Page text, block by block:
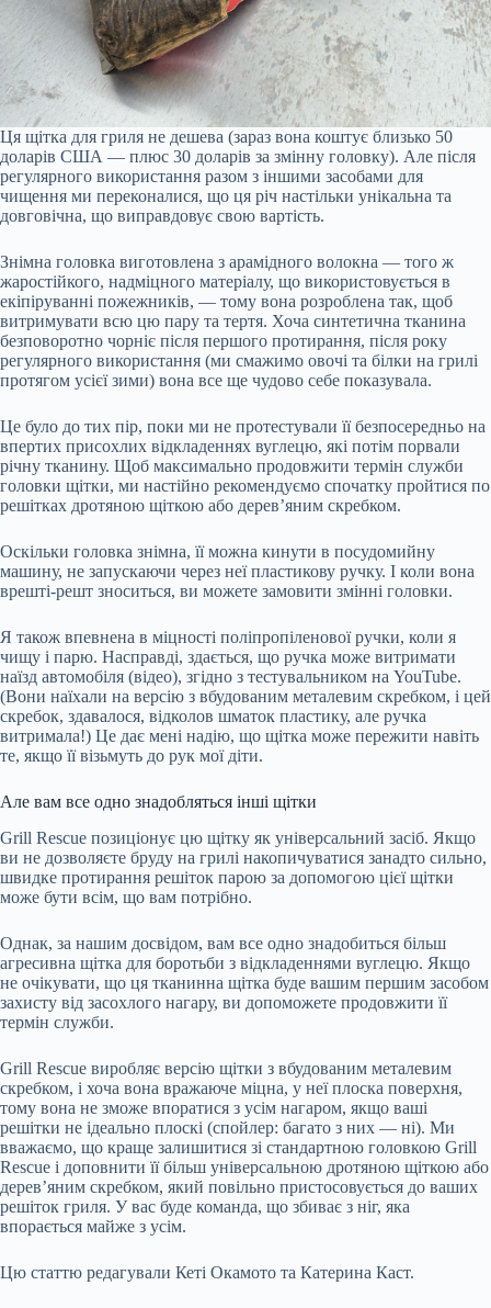
Ця щітка для гриля не дешева (зараз вона коштує близько 50
доларів США — плюс 30 доларів за змінну головку). Але після
регулярного використання разом з іншими засобами для
чищення ми переконалися, що ця річ настільки унікальна та
довговічна, що виправдовує свою вартість.
Знімна головка виготовлена з арамідного волокна — того ж
жаростійкого, надміцного матеріалу, що використовується в
екіпіруванні пожежників, — тому вона розроблена так, щоб
витримувати всю цю пару та тертя. Хоча синтетична тканина
безповоротно чорніє після першого протирання, після року
регулярного використання (ми смажимо овочі та білки на грилі
протягом усієї зими) вона все ще чудово себе показувала.
Це було до тих пір, поки ми не протестували її безпосередньо на
впертих присохлих відкладеннях вуглецю, які потім порвали
річну тканину. Щоб максимально продовжити термін служби
головки щітки, ми настійно рекомендуємо спочатку пройтися по
решітках дротяною щіткою або дерев’яним скребком.
Оскільки головка знімна, її можна кинути в посудомийну
машину, не запускаючи через неї пластикову ручку. І коли вона
врешті-решт зноситься, ви можете замовити змінні головки.
Я також впевнена в міцності поліпропіленової ручки, коли я
чищу і парю. Насправді, здається, що ручка може витримати
наїзд автомобіля (відео), згідно з тестувальником на YouTube.
(Вони наїхали на версію з вбудованим металевим скребком, і цей
скребок, здавалося, відколов шматок пластику, але ручка
витримала!) Це дає мені надію, що щітка може пережити навіть
те, якщо її візьмуть до рук мої діти.
Але вам все одно знадобляться інші щітки
Grill Rescue позиціонує цю щітку як універсальний засіб. Якщо
ви не дозволяєте бруду на грилі накопичуватися занадто сильно,
швидке протирання решіток парою за допомогою цієї щітки
може бути всім, що вам потрібно.
Однак, за нашим досвідом, вам все одно знадобиться більш
агресивна щітка для боротьби з відкладеннями вуглецю. Якщо
не очікувати, що ця тканинна щітка буде вашим першим засобом
захисту від засохлого нагару, ви допоможете продовжити її
термін служби.
Grill Rescue виробляє версію щітки з вбудованим металевим
скребком, і хоча вона вражаюче міцна, у неї плоска поверхня,
тому вона не зможе впоратися з усім нагаром, якщо ваші
решітки не ідеально плоскі (спойлер: багато з них — ні). Ми
вважаємо, що краще залишитися зі стандартною головкою Grill
Rescue і доповнити її більш універсальною дротяною щіткою або
дерев’яним скребком, який повільно пристосовується до ваших
решіток гриля. У вас буде команда, що збиває з ніг, яка
впорається майже з усім.
Цю статтю редагували Кеті Окамото та Катерина Каст.